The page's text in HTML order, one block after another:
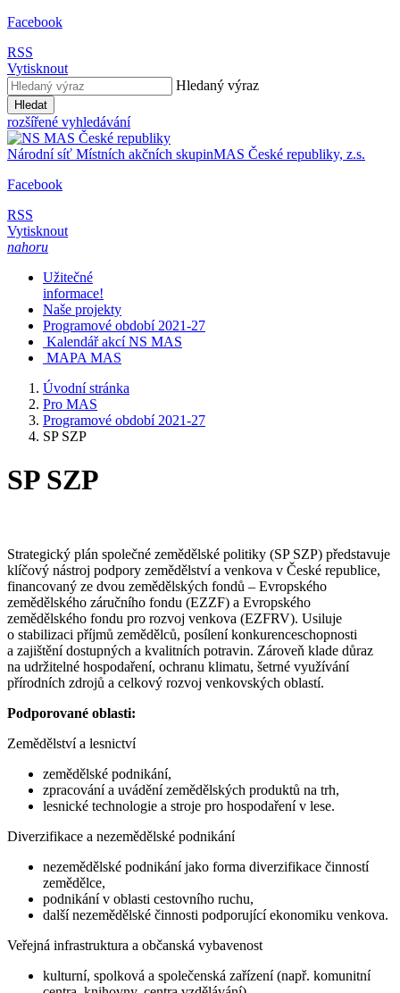
Facebook
RSS
Vytisknout
Hledaný výraz
Hledat
rozšířené vyhledávání
Národní síť Místních akčních skupinMAS České republiky, z.s.
Facebook
RSS
Vytisknout
nahoru
Užitečné
informace!
Naše projekty
Programové období 2021-27
Kalendář akcí NS MAS
MAPA MAS
Úvodní stránka
Pro MAS
Programové období 2021-27
SP SZP
SP SZP
Strategický plán společné zemědělské politiky (SP SZP) představuje
klíčový nástroj podpory zemědělství a venkova v České republice,
financovaný ze dvou zemědělských fondů – Evropského
zemědělského záručního fondu (EZZF) a Evropského
zemědělského fondu pro rozvoj venkova (EZFRV). Usiluje
o stabilizaci příjmů zemědělců, posílení konkurenceschopnosti
a zajištění dostupných a kvalitních potravin. Zároveň klade důraz
na udržitelné hospodaření, ochranu klimatu, šetrné využívání
přírodních zdrojů a celkový rozvoj venkovských oblastí.
Podporované oblasti:
Zemědělství a lesnictví
zemědělské podnikání,
zpracování a uvádění zemědělských produktů na trh,
lesnické technologie a stroje pro hospodaření v lese.
Diverzifikace a nezemědělské podnikání
nezemědělské podnikání jako forma diverzifikace činností
zemědělce,
podnikání v oblasti cestovního ruchu,
další nezemědělské činnosti podporující ekonomiku venkova.
Veřejná infrastruktura a občanská vybavenost
kulturní, spolková a společenská zařízení (např. komunitní